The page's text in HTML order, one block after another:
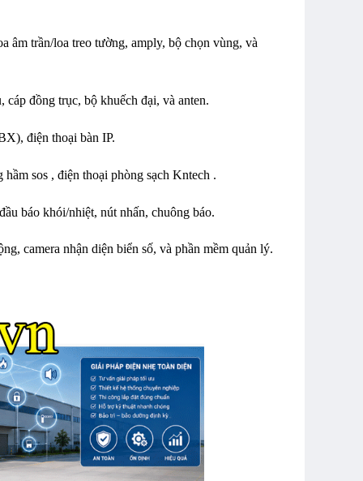
âm trần/loa treo tường, amply, bộ chọn vùng, và
đồng trục, bộ khuếch đại, và anten.
điện thoại bàn IP.
sos , điện thoại phòng sạch Kntech .
báo khói/nhiệt, nút nhấn, chuông báo.
camera nhận diện biển số, và phần mềm quản lý.